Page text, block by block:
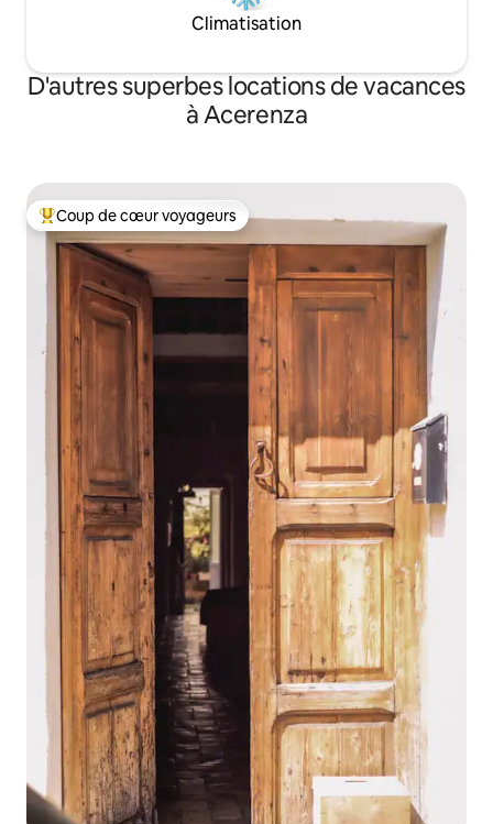
Climatisation
D'autres superbes locations de vacances
à Acerenza
Coup de cœur voyageurs parmi les plus aimés
Coup de cœur voyageurs